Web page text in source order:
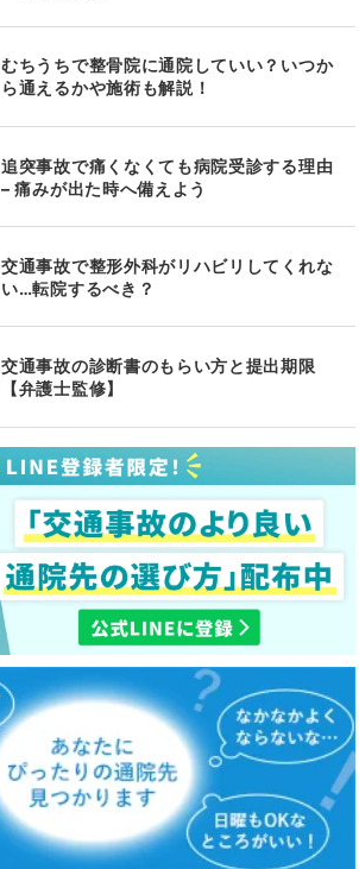
むちうちで整骨院に通院していい？いつか
ら通えるかや施術も解説！
追突事故で痛くなくても病院受診する理由
– 痛みが出た時へ備えよう
交通事故で整形外科がリハビリしてくれな
い…転院するべき？
交通事故の診断書のもらい方と提出期限
【弁護士監修】